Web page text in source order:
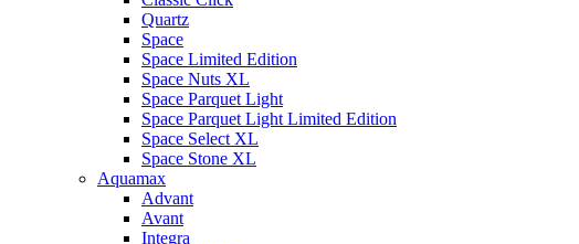
Quartz
Space
Space Limited Edition
Space Nuts XL
Space Parquet Light
Space Parquet Light Limited Edition
Space Select XL
Space Stone XL
Aquamax
Advant
Avant
Integra